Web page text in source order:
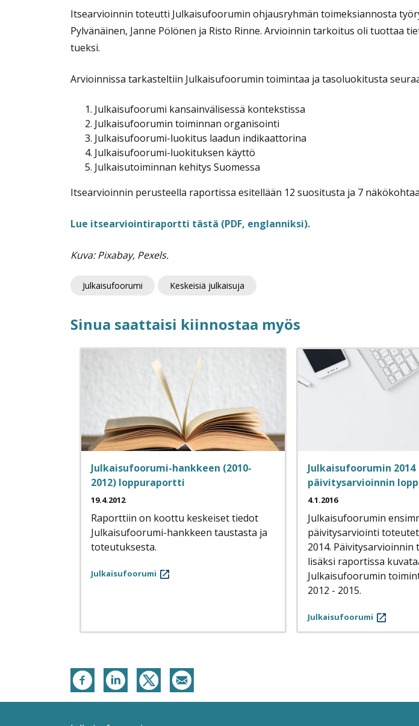
Itsearvioinnin toteutti Julkaisufoorumin ohjausryhmän toimeksiannosta
Pylvänäinen, Janne Pölönen ja Risto Rinne. Arvioinnin tarkoitus oli tuottaa
tueksi.
Arvioinnissa tarkasteltiin Julkaisufoorumin toimintaa ja tasoluokitusta
Julkaisufoorumi kansainvälisessä kontekstissa
Julkaisufoorumin toiminnan organisointi
Julkaisufoorumi-luokitus laadun indikaattorina
Julkaisufoorumi-luokituksen käyttö
Julkaisutoiminnan kehitys Suomessa
Itsearvioinnin perusteella raportissa esitellään 12 suositusta ja 7
Lue itsearviointiraportti tästä (PDF, englanniksi).
Kuva: Pixabay, Pexels.
Julkaisufoorumi Keskeisiä julkaisuja
Sinua saattaisi kiinnostaa myös
Julkaisufoorumi-hankkeen (2010-
2012) loppuraportti
19.4.2012
Raporttiin on koottu keskeiset tiedot
Julkaisufoorumi-hankkeen taustasta ja
toteutuksesta.
Julkaisufoorumi
Julkaisufoorumin 2014
päivitysarvioinnin
4.1.2016
Julkaisufoorumin
päivitysarviointi
2014.
lisäksi raportissa
Julkaisufoorumin
2012 - 2015.
Julkaisufoorumi